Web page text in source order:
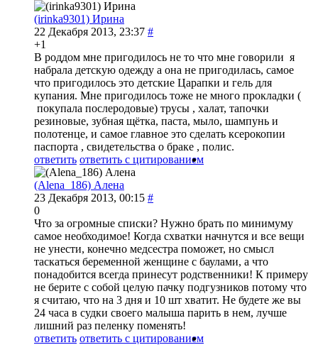
(irinka9301) Ирина
22 Декабря 2013, 23:37 #
+1
В роддом мне пригодилось не то что мне говорили я
набрала детскую одежду а она не пригодилась, самое
что пригодилось это детские Царапки и гель для
купания. Мне пригодилось тоже не много прокладки (
покупала послеродовые) трусы , халат, тапочки
резиновые, зубная щётка, паста, мыло, шампунь и
полотенце, и самое главное это сделать ксерокопии
паспорта , свидетельства о браке , полис.
ответить ответить с цитированием
(Alena_186) Алена
23 Декабря 2013, 00:15 #
0
Что за огромные списки? Нужно брать по минимуму
самое необходимое! Когда схватки начнутся и все вещи
не унести, конечно медсестра поможет, но смысл
таскаться беременной женщине с баулами, а что
понадобится всегда принесут родственники! К примеру
не берите с собой целую пачку подгузников потому что
я считаю, что на 3 дня и 10 шт хватит. Не будете же вы
24 часа в судки своего малыша парить в нем, лучше
лишний раз пеленку поменять!
ответить ответить с цитированием